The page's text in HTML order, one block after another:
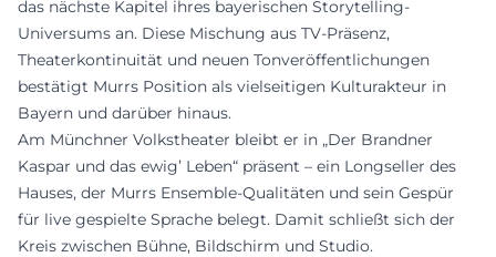
das nächste Kapitel ihres bayerischen Storytelling-
Universums an. Diese Mischung aus TV-Präsenz,
Theaterkontinuität und neuen Tonveröffentlichungen
bestätigt Murrs Position als vielseitigen Kulturakteur in
Bayern und darüber hinaus.
Am Münchner Volkstheater bleibt er in „Der Brandner
Kaspar und das ewig’ Leben“ präsent – ein Longseller des
Hauses, der Murrs Ensemble-Qualitäten und sein Gespür
für live gespielte Sprache belegt. Damit schließt sich der
Kreis zwischen Bühne, Bildschirm und Studio.